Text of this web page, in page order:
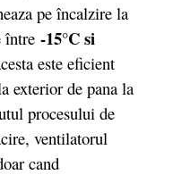
pe încalzire la
între -15°C si
este eficient
exterior de pana la
procesului de
ventilatorul
cand